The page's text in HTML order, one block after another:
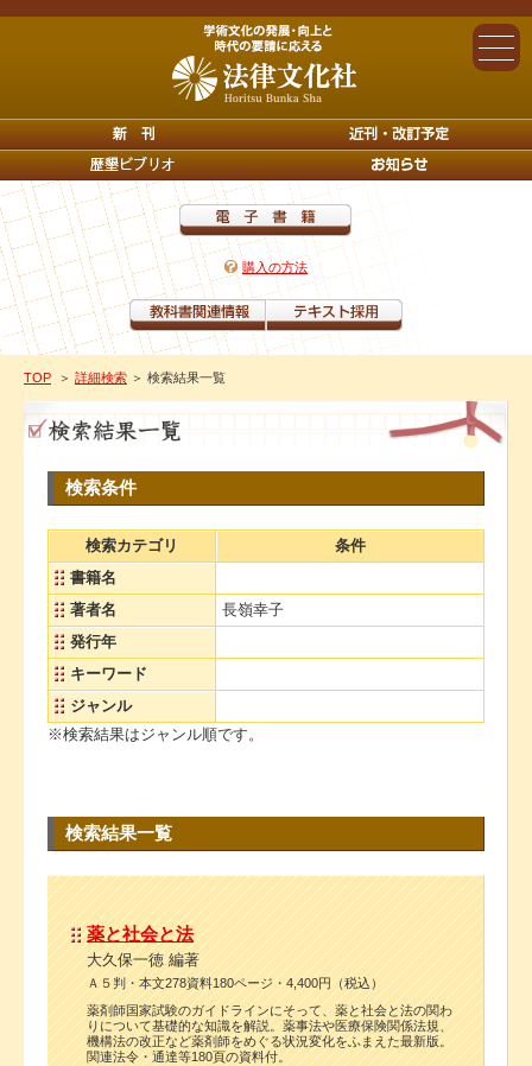
購入の方法
TOP ＞ 詳細検索 ＞ 検索結果一覧
検索条件
検索カテゴリ
条件
書籍名
著者名
長嶺幸子
発行年
キーワード
ジャンル
※検索結果はジャンル順です。
検索結果一覧
薬と社会と法
大久保一徳 編著
Ａ５判・本文278資料180ページ・4,400円（税込）
薬剤師国家試験のガイドラインにそって、薬と社会と法の関わ
りについて基礎的な知識を解説。薬事法や医療保険関係法規、
機構法の改正など薬剤師をめぐる状況変化をふまえた最新版。
関連法令・通達等180頁の資料付。